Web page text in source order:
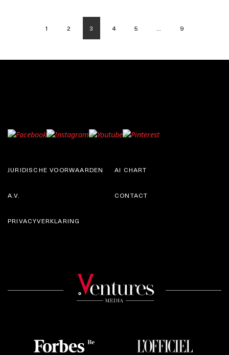
1 2 3 4 5 … 9
JURIDISCHE VOORWAARDEN
A.V.
AI CHART
CONTACT
PRIVACYVERKLARING